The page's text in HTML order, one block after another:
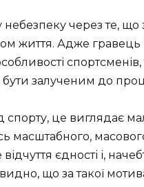
через те,
життя. Адже
залученим до
це виглядає
масштабного,
єдності і,
що за такої